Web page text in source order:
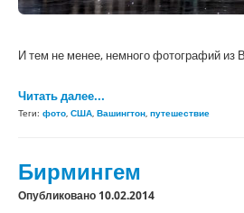
И тем не менее, немного фотографий из
Читать далее...
Теги: фото, США, Вашингтон, путешествие
Бирмингем
Опубликовано 10.02.2014